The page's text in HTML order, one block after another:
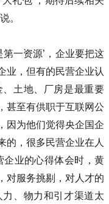
。
一资源’，企业要把这
业，但有的民营企业认
土地、厂房是最重要
甚至有供职于互联网公
因为他们觉得央企国企
的，很多民营企业在人
企业的心得体会时，黄
对服务挑剔，对人才的
、物力和引才渠道太